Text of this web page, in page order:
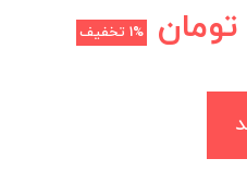
تومان 1% تخفیف